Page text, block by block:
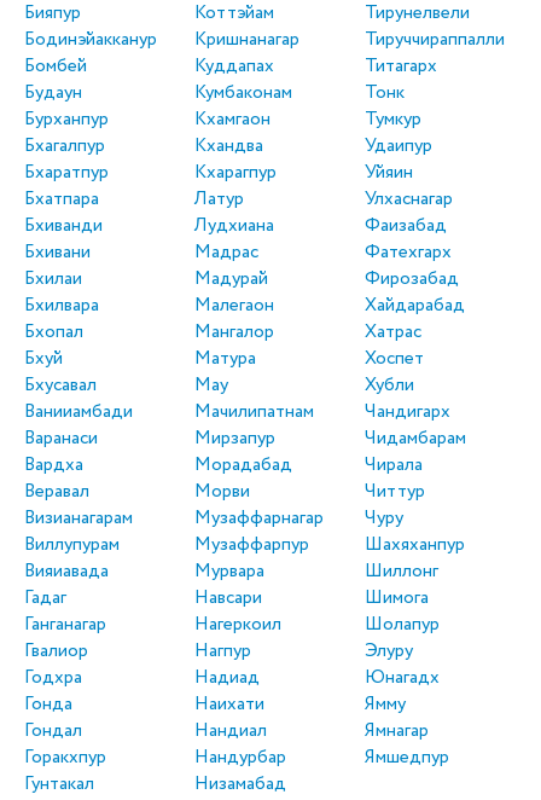
Бияпур
Бодинэйакканур
Бомбей
Будаун
Бурханпур
Бхагалпур
Бхаратпур
Бхатпара
Бхиванди
Бхивани
Бхилаи
Бхилвара
Бхопал
Бхуй
Бхусавал
Ванииамбади
Варанаси
Вардха
Веравал
Визианагарам
Виллупурам
Вияиавада
Гадаг
Ганганагар
Гвалиор
Годхра
Гонда
Гондал
Горакхпур
Гунтакал
Коттэйам
Кришнанагар
Куддапах
Кумбаконам
Кхамгаон
Кхандва
Кхарагпур
Латур
Лудхиана
Мадрас
Мадурай
Малегаон
Мангалор
Матура
Мау
Мачилипатнам
Мирзапур
Морадабад
Морви
Музаффарнагар
Музаффарпур
Мурвара
Навсари
Нагеркоил
Нагпур
Надиад
Наихати
Нандиал
Нандурбар
Низамабад
Тирунелвели
Тируччираппалли
Титагарх
Тонк
Тумкур
Удаипур
Уйяин
Улхаснагар
Фаизабад
Фатехгарх
Фирозабад
Хайдарабад
Хатрас
Хоспет
Хубли
Чандигарх
Чидамбарам
Чирала
Читтур
Чуру
Шахяханпур
Шиллонг
Шимога
Шолапур
Элуру
Юнагадх
Ямму
Ямнагар
Ямшедпур